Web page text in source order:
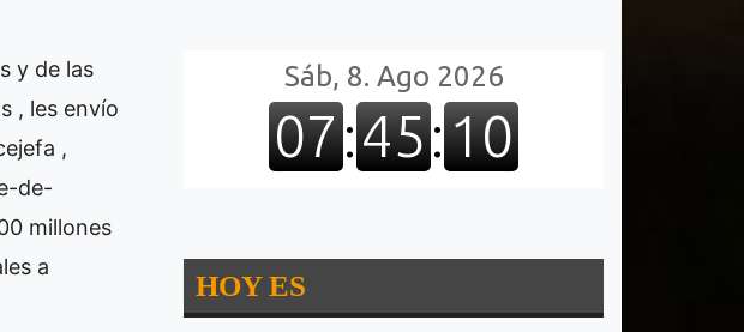
y de las
, les envío
,
de-
millones
a
HOY ES